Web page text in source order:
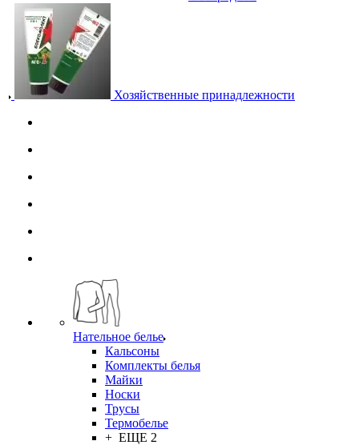
Хозяйственные принадлежности
Нательное белье
Кальсоны
Комплекты белья
Майки
Носки
Трусы
Термобелье
+ ЕЩЕ 2